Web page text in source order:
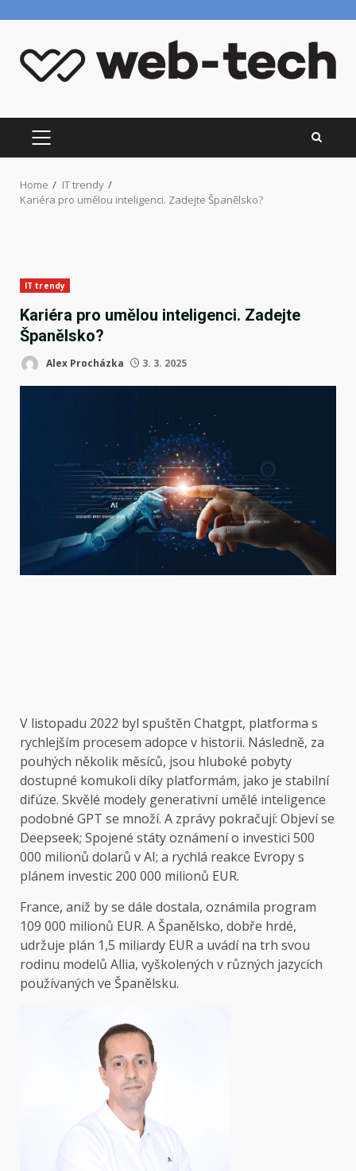
content
PRIMARY
MENU
Home
IT trendy
Kariéra pro umělou inteligenci. Zadejte Španělsko?
IT trendy
Kariéra pro umělou inteligenci. Zadejte
Španělsko?
Alex Procházka 3. 3. 2025
V listopadu 2022 byl spuštěn Chatgpt, platforma s
rychlejším procesem adopce v historii. Následně, za
pouhých několik měsíců, jsou hluboké pobyty
dostupné komukoli díky platformám, jako je stabilní
difúze. Skvělé modely generativní umělé inteligence
podobné GPT se množí. A zprávy pokračují: Objeví se
Deepseek; Spojené státy oznámení o investici 500
000 milionů dolarů v AI; a rychlá reakce Evropy s
plánem investic 200 000 milionů EUR.
France, aniž by se dále dostala, oznámila program
109 000 milionů EUR. A Španělsko, dobře hrdé,
udržuje plán 1,5 miliardy EUR a uvádí na trh svou
rodinu modelů Allia, vyškolených v různých jazycích
používaných ve Španělsku.